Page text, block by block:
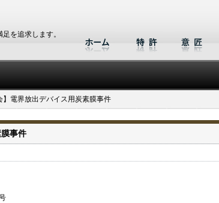
を追求します。
】電界放出デバイス用炭素膜事件
事件